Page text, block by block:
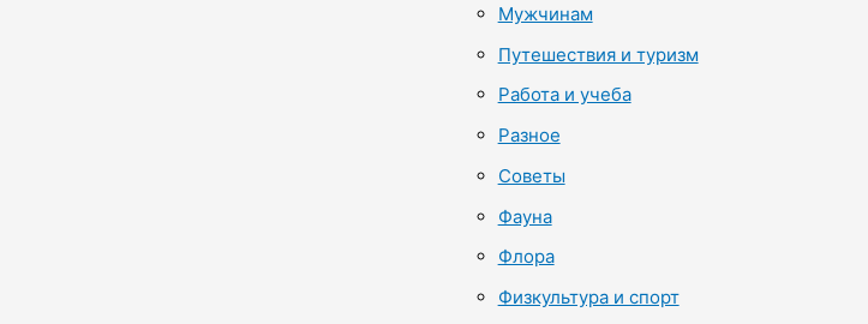
Мужчинам
Путешествия и туризм
Работа и учеба
Разное
Советы
Фауна
Флора
Физкультура и спорт